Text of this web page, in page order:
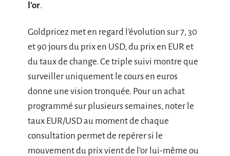
l’or.
Goldpricez met en regard l’évolution sur 7, 30
et 90 jours du prix en USD, du prix en EUR et
du taux de change. Ce triple suivi montre que
surveiller uniquement le cours en euros
donne une vision tronquée. Pour un achat
programmé sur plusieurs semaines, noter le
taux EUR/USD au moment de chaque
consultation permet de repérer si le
mouvement du prix vient de l’or lui-même ou